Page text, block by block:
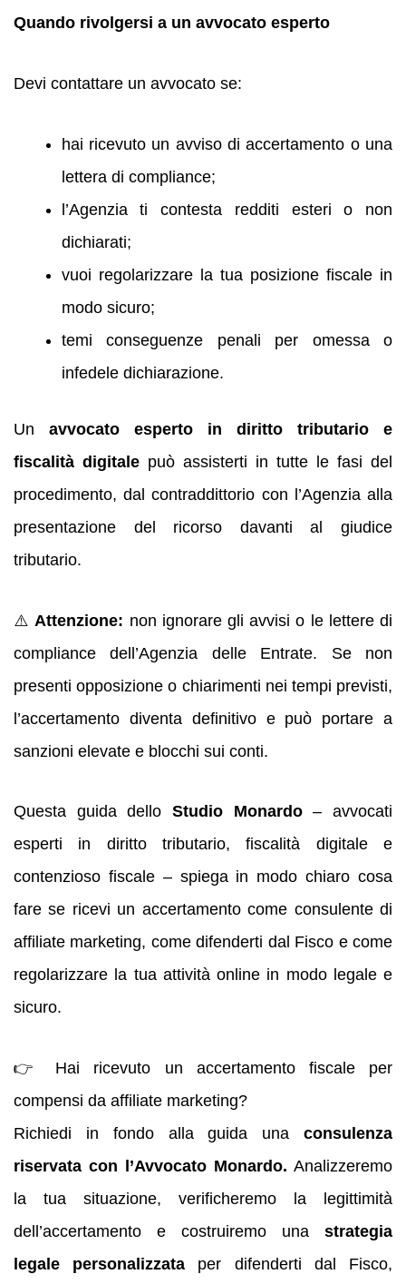
Quando rivolgersi a un avvocato esperto
Devi contattare un avvocato se:
hai ricevuto un avviso di accertamento o una
lettera di compliance;
l’Agenzia ti contesta redditi esteri o non
dichiarati;
vuoi regolarizzare la tua posizione fiscale in
modo sicuro;
temi conseguenze penali per omessa o
infedele dichiarazione.
Un avvocato esperto in diritto tributario e
fiscalità digitale può assisterti in tutte le fasi del
procedimento, dal contraddittorio con l’Agenzia alla
presentazione del ricorso davanti al giudice
tributario.
⚠️ Attenzione: non ignorare gli avvisi o le lettere di
compliance dell’Agenzia delle Entrate. Se non
presenti opposizione o chiarimenti nei tempi previsti,
l’accertamento diventa definitivo e può portare a
sanzioni elevate e blocchi sui conti.
Questa guida dello Studio Monardo– avvocati
esperti in diritto tributario, fiscalità digitale e
contenzioso fiscale – spiega in modo chiaro cosa
fare se ricevi un accertamento come consulente di
affiliate marketing, come difenderti dal Fisco e come
regolarizzare la tua attività online in modo legale e
sicuro.
👉 Hai ricevuto un accertamento fiscale per
compensi da affiliate marketing?
Richiedi in fondo alla guida una consulenza
riservata con l’Avvocato Monardo. Analizzeremo
la tua situazione, verificheremo la legittimità
dell’accertamento e costruiremo una strategia
legale personalizzata per difenderti dal Fisco,